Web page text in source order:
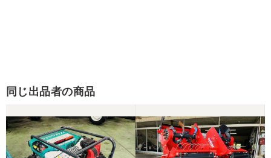
同じ出品者の商品